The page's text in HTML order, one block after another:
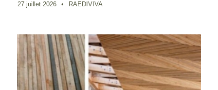
27 juillet 2026 • RAEDIVIVA